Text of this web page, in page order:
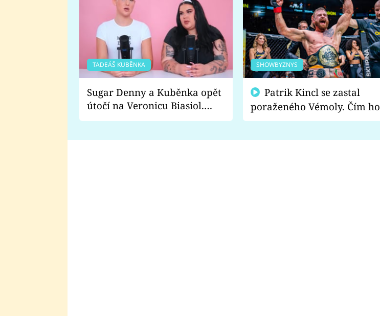
TADEÁŠ KUBĚNKA
Sugar Denny a Kuběnka opět
útočí na Veronicu Biasiol.
Proč je podle nich falešná a
SHOWBYZNYS
poraženého Vémoly. Čím ho
fanoušci naštvali?